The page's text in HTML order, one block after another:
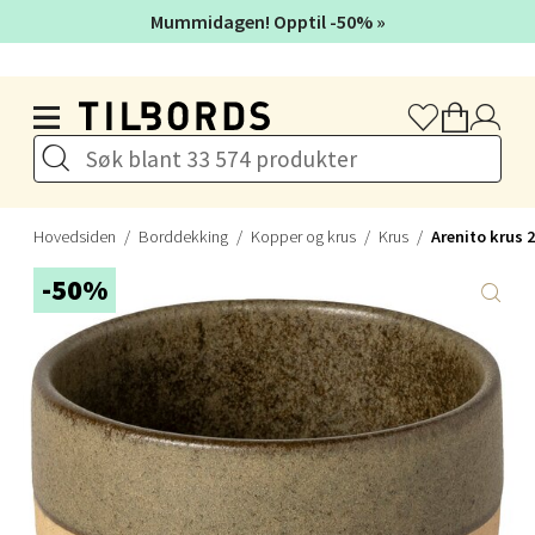
Hovedsiden Borddekking Kopper og krus Krus Arenito krus
-50%
Mummidagen! Opptil -50% »
0 i butikk
Velg
Levanger - Magneten
Moafjæra 14, 7606 Levanger
Åpent i dag 10-20
0 i butikk
Velg